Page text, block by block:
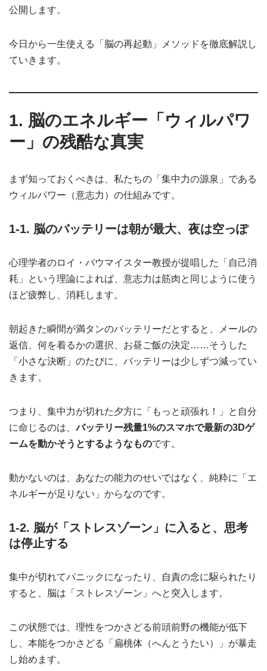
公開します。
今日から一生使える「脳の再起動」メソッドを徹底解説し
ていきます。
1. 脳のエネルギー「ウィルパワ
ー」の残酷な真実
まず知っておくべきは、私たちの「集中力の源泉」である
ウィルパワー（意志力）の仕組みです。
1-1. 脳のバッテリーは朝が最大、夜は空っぽ
心理学者のロイ・バウマイスター教授が提唱した「自己消
耗」という理論によれば、意志力は筋肉と同じように使う
ほど疲弊し、消耗します。
朝起きた瞬間が満タンのバッテリーだとすると、メールの
返信、何を着るかの選択、お昼ご飯の決定……そうした
「小さな決断」のたびに、バッテリーは少しずつ減ってい
きます。
つまり、集中力が切れた夕方に「もっと頑張れ！」と自分
に命じるのは、バッテリー残量1%のスマホで最新の3Dゲ
ームを動かそうとするようなものです。
動かないのは、あなたの能力のせいではなく、純粋に「エ
ネルギーが足りない」からなのです。
1-2. 脳が「ストレスゾーン」に入ると、思考
は停止する
集中が切れてパニックになったり、自責の念に駆られたり
すると、脳は「ストレスゾーン」へと突入します。
この状態では、理性をつかさどる前頭前野の機能が低下
し、本能をつかさどる「扁桃体（へんとうたい）」が暴走
し始めます。